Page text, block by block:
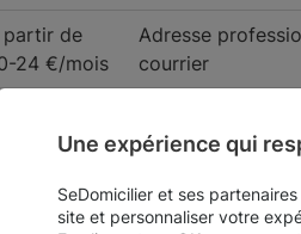
partir de
24 €/mois
Adresse
courrier
de
30 €/mois
(transfert de
devis, en
Réservation
centre d'affaires
Une expérience qui
SeDomicilier et ses
site et personnaliser votre